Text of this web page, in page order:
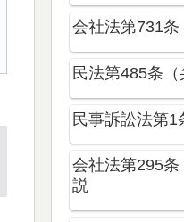
会社法第731
民法第485条
民事訴訟法第1
会社法第295
説